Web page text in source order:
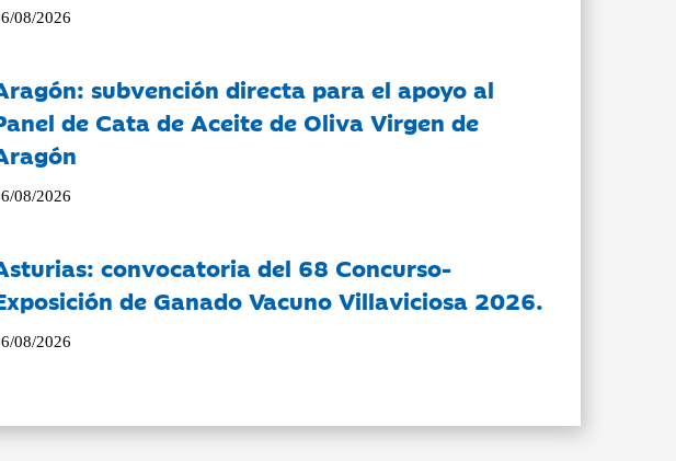
08/2026
subvención directa para el apoyo al
de Cata de Aceite de Oliva Virgen de
08/2026
convocatoria del 68 Concurso-
de Ganado Vacuno Villaviciosa 2026.
08/2026